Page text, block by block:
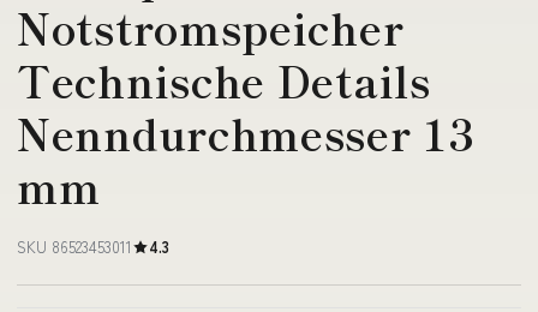
Notstromspeicher
Technische Details
Nenndurchmesser 13
mm
SKU 86523453011 4.3